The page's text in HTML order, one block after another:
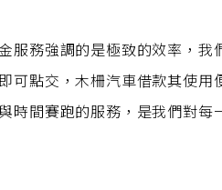
服務強調的是極致的效率，我
可點交，木柵汽車借款其使用
時間賽跑的服務，是我們對每